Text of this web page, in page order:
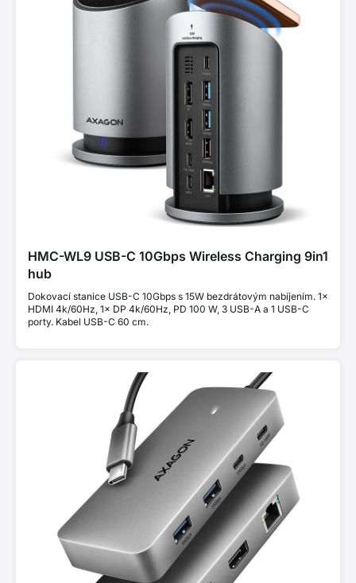
HMC-WL9 USB-C 10Gbps Wireless Charging 9in1
hub
Dokovací stanice USB-C 10Gbps s 15W bezdrátovým nabíjením. 1×
HDMI 4k/60Hz, 1× DP 4k/60Hz, PD 100 W, 3 USB-A a 1 USB-C
porty. Kabel USB-C 60 cm.